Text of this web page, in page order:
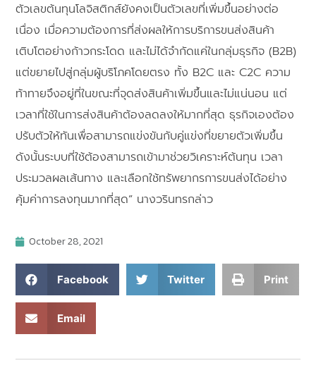
ตัวเลขต้นทุนโลจิสติกส์ยังคงเป็นตัวเลขที่เพิ่มขึ้นอย่างต่อ
เนื่อง เมื่อความต้องการที่ส่งผลให้การบริการขนส่งสินค้า
เติบโตอย่างก้าวกระโดด และไม่ได้จำกัดแค่ในกลุ่มธุรกิจ (B2B)
แต่ขยายไปสู่กลุ่มผู้บริโภคโดยตรง ทั้ง B2C และ C2C ความ
ท้าทายจึงอยู่ที่ในขณะที่จุดส่งสินค้าเพิ่มขึ้นและไม่แน่นอน แต่
เวลาที่ใช้ในการส่งสินค้าต้องลดลงให้มากที่สุด ธุรกิจเองต้อง
ปรับตัวให้ทันเพื่อสามารถแข่งขันกับคู่แข่งที่ขยายตัวเพิ่มขึ้น
ดังนั้นระบบที่ใช้ต้องสามารถเข้ามาช่วยวิเคราะห์ต้นทุน เวลา
ประมวลผลเส้นทาง และเลือกใช้ทรัพยากรการขนส่งได้อย่าง
คุ้มค่าการลงทุนมากที่สุด” นางวรินทรกล่าว
October 28, 2021
Facebook Twitter Print
Email